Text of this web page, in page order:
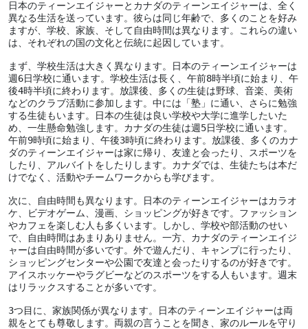
日本のティーンエイジャーとカナダのティーンエイジャーは、全く
異なる生活を送っています。彼らは同じ年齢で、多くのことを好み
ますが、学校、家族、そして自由時間は異なります。これらの違い
は、それぞれの国の文化と伝統に起因しています。
まず、学校生活は大きく異なります。日本のティーンエイジャーは
週6日学校に通います。学校生活は長く、午前8時半頃に始まり、午
後4時半頃に終わります。放課後、多くの生徒は野球、音楽、美術
などのクラブ活動に参加します。中には「塾」に通い、さらに勉強
する生徒もいます。日本の生徒は良い学校や大学に進学したいた
め、一生懸命勉強します。カナダの生徒は週5日学校に通います。
午前9時頃に始まり、午後3時頃に終わります。放課後、多くのカナ
ダのティーンエイジャーは家に帰り、友達と会ったり、スポーツを
したり、アルバイトをしたりします。カナダでは、生徒たちは本だ
けでなく、活動やチームワークからも学びます。
次に、自由時間も異なります。日本のティーンエイジャーはカラオ
ケ、ビデオゲーム、漫画、ショッピングが好きです。ファッション
やカフェを楽しむ人も多くいます。しかし、学校や部活動のせい
で、自由時間はあまりありません。一方、カナダのティーンエイジ
ャーは自由時間が多いです。外で遊んだり、キャンプに行ったり、
ショッピングセンターや公園で友達と会ったりするのが好きです。
アイスホッケーやラグビーなどのスポーツをする人もいます。週末
はリラックスすることが多いです。
3つ目に、家族関係が異なります。日本のティーンエイジャーは両
親をとても尊敬します。両親の言うことを聞き、家のルールを守り